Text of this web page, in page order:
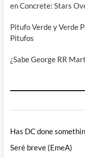
en Concrete: Stars
Pitufo Verde y Verde
Pitufos
¿Sabe George RR
Has DC done
Seré breve (EmeA)